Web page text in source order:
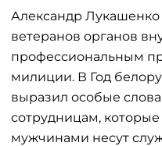
Александр Лукашенко
ветеранов органов
профессиональным
милиции. В Год
выразил особые
сотрудницам,
мужчинами несут